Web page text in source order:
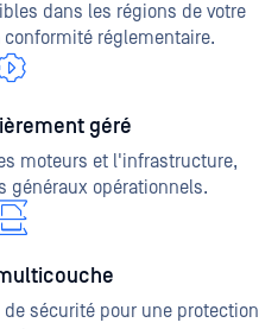
dans les régions de votre
réglementaire.
géré
moteurs et l'infrastructure,
généraux opérationnels.
sécurité pour une protection